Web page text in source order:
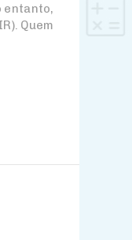
entanto,
Quem